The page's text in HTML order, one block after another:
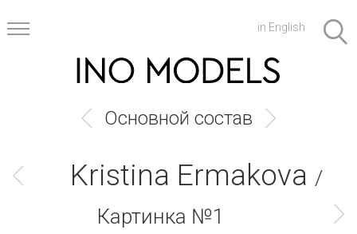
in English
Основной состав
Kristina Ermakova /
Картинка №1